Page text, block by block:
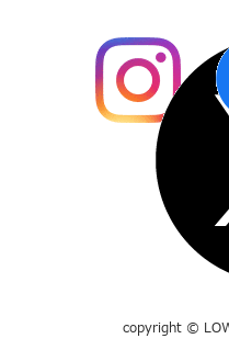
copyright ©